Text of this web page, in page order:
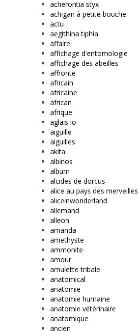
acherontia styx
achigan à petite bouche
actu
aegithina tiphia
affaire
affichage d'entomologie
affichage des abeilles
affronte
africain
africaine
african
afrique
aglais io
aiguille
aiguilles
akita
albinos
album
alcides de dorcus
alice au pays des merveilles
aliceinwonderland
allemand
alleon
amanda
amethyste
ammonite
amour
amulette tribale
anatomical
anatomie
anatomie humaine
anatomie vétérinaire
anatomique
ancien